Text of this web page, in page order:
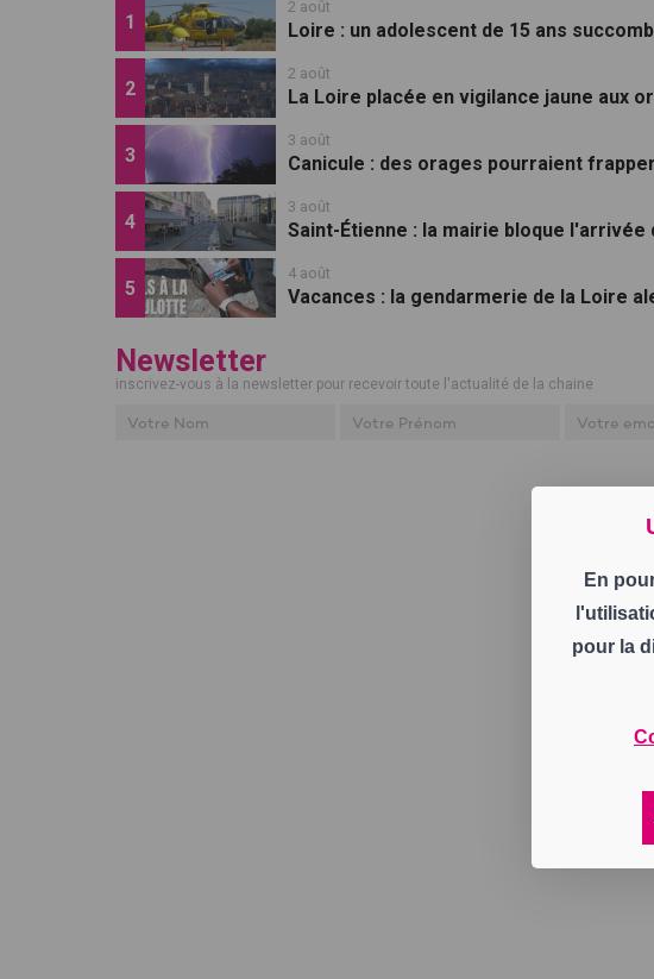
En
pour la
2 août
Loire : un adolescent de 15 ans
2 août
La Loire placée en vigilance jaune aux
3 août
Canicule : des orages pourraient
3 août
Saint-Étienne : la mairie bloque l'arrivée
4 août
Vacances : la gendarmerie de la Loire
Newsletter
inscrivez-vous à la newsletter pour recevoir toute l'actualité de la chaine